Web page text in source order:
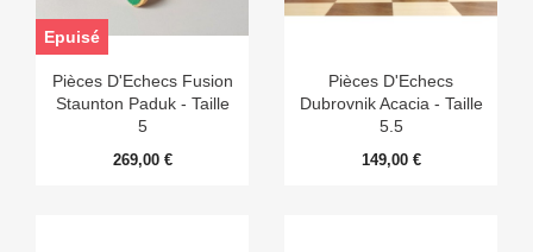
Pièces D'Echecs Fusion
Staunton Paduk - Taille
5
269,00 €
Epuisé
Pièces D'Echecs
Dubrovnik Acacia - Taille
5.5
149,00 €